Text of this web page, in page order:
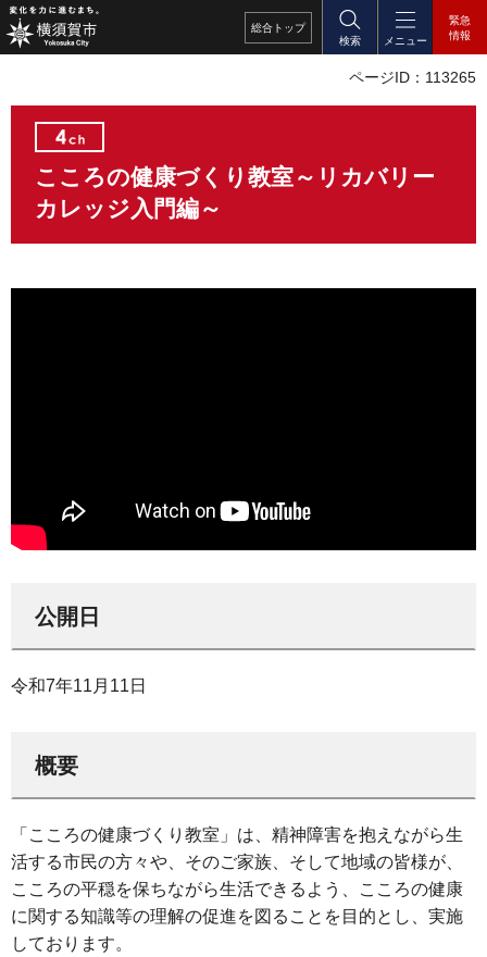
総合 トップ
検索
メニュー
緊急
情報
ページID：113265
こころの健康づくり教室～リカバリー
カレッジ入門編～
公開日
令和7年11月11日
概要
「こころの健康づくり教室」は、精神障害を抱えながら生
活する市民の方々や、そのご家族、そして地域の皆様が、
こころの平穏を保ちながら生活できるよう、こころの健康
に関する知識等の理解の促進を図ることを目的とし、実施
しております。